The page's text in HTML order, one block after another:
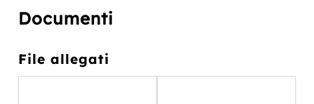
Documenti
File allegati